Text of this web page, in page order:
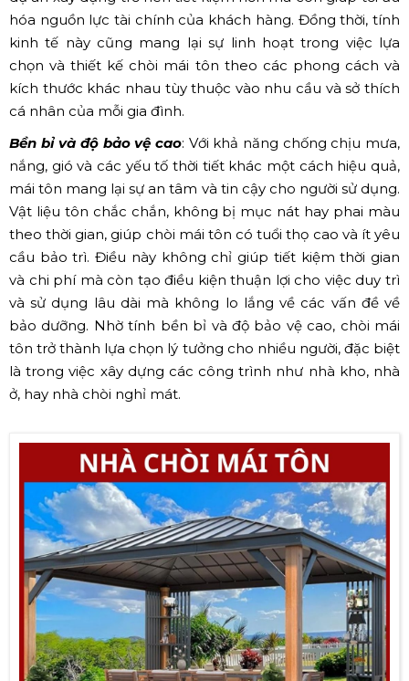
hóa nguồn lực tài chính của khách hàng. Đồng thời, tính
kinh tế này cũng mang lại sự linh hoạt trong việc lựa
chọn và thiết kế chòi mái tôn theo các phong cách và
kích thước khác nhau tùy thuộc vào nhu cầu và sở thích
cá nhân của mỗi gia đình.
Bền bỉ và độ bảo vệ cao: Với khả năng chống chịu mưa,
nắng, gió và các yếu tố thời tiết khác một cách hiệu quả,
mái tôn mang lại sự an tâm và tin cậy cho người sử dụng.
Vật liệu tôn chắc chắn, không bị mục nát hay phai màu
theo thời gian, giúp chòi mái tôn có tuổi thọ cao và ít yêu
cầu bảo trì. Điều này không chỉ giúp tiết kiệm thời gian
và chi phí mà còn tạo điều kiện thuận lợi cho việc duy trì
và sử dụng lâu dài mà không lo lắng về các vấn đề về
bảo dưỡng. Nhờ tính bền bỉ và độ bảo vệ cao, chòi mái
tôn trở thành lựa chọn lý tưởng cho nhiều người, đặc biệt
là trong việc xây dựng các công trình như nhà kho, nhà
ở, hay nhà chòi nghỉ mát.